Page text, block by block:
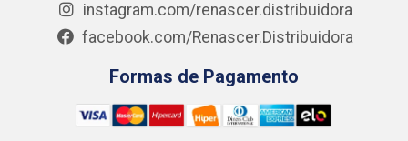
instagram.com/renascer.distribuidora
facebook.com/Renascer.Distribuidora
Formas de Pagamento